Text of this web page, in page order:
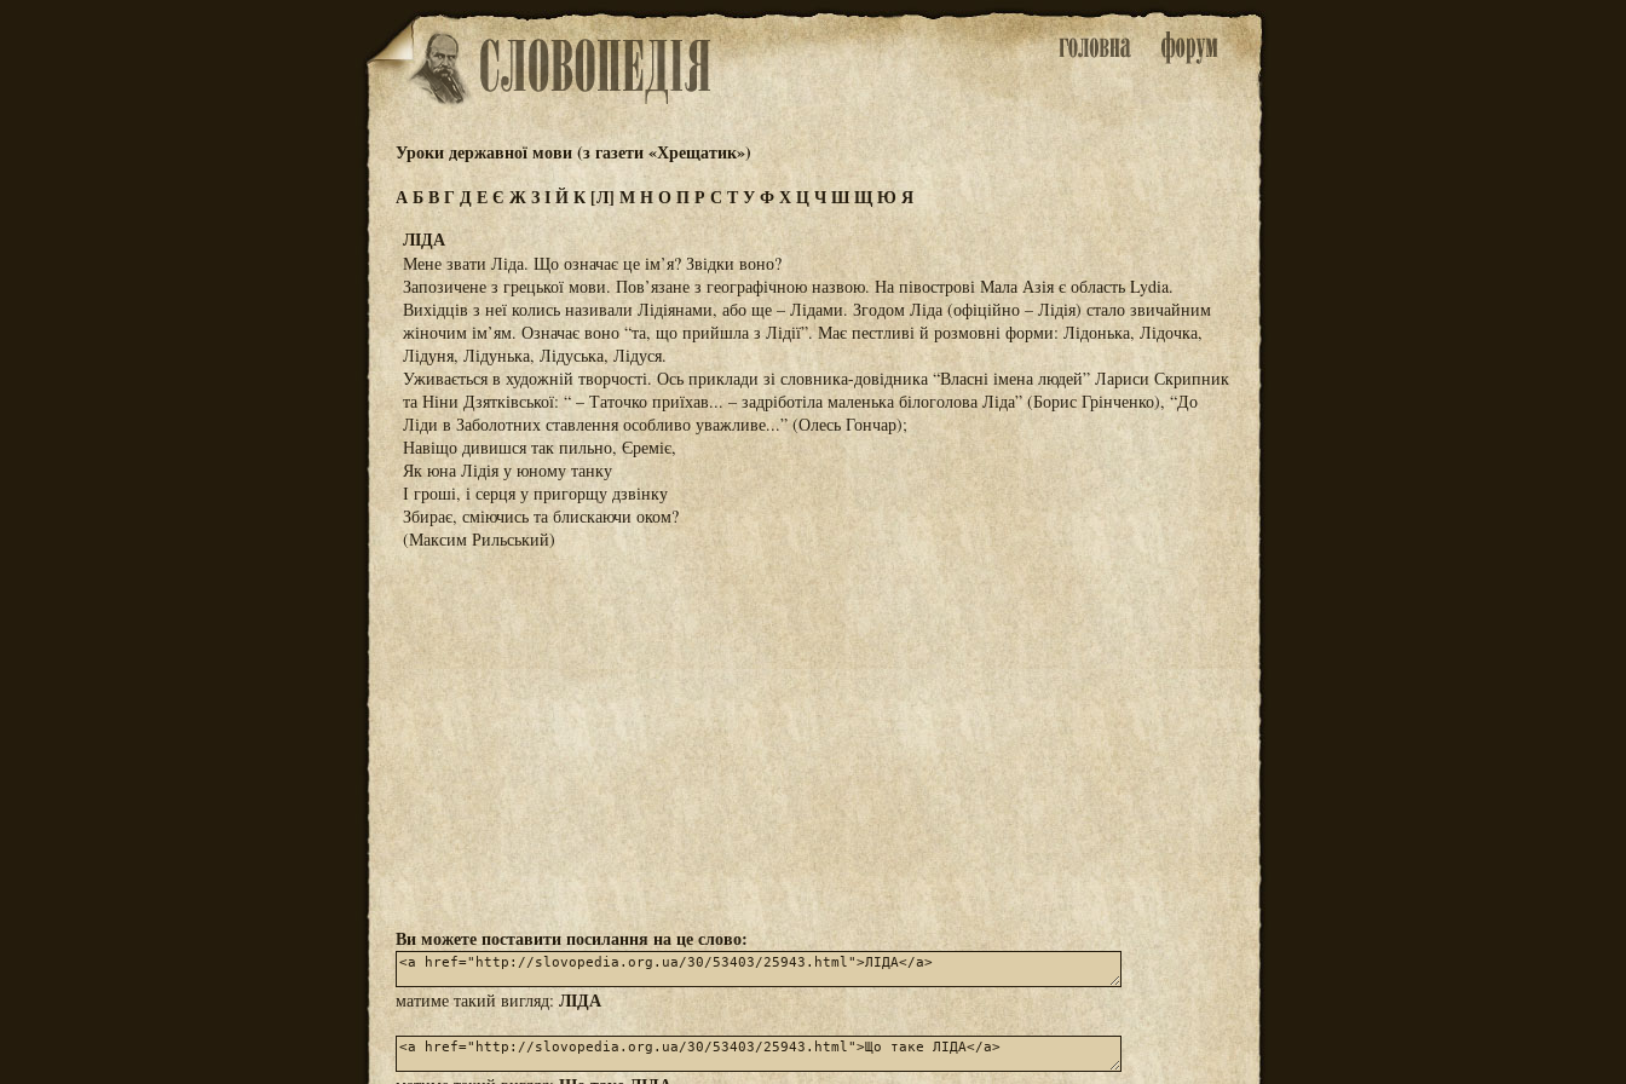
Уроки державної мови (з газети «Хрещатик»)
АБВГДЕЄЖЗІЙК [Л] МНОПРСТУФХЦЧШЩЮЯ
ЛІДА
Мене звати Ліда. Що означає це ім’я? Звідки воно?
Запозичене з грецької мови. Пов’язане з географічною назвою. На півострові Мала Азія є область Lydia.
Вихідців з неї колись називали Лідіянами, або ще – Лідами. Згодом Ліда (офіційно – Лідія) стало звичайним
жіночим ім’ям. Означає воно “та, що прийшла з Лідії”. Має пестливі й розмовні форми: Лідонька, Лідочка,
Лідуня, Лідунька, Лідуська, Лідуся.
Уживається в художній творчості. Ось приклади зі словника-довідника “Власні імена людей” Лариси Скрипник
та Ніни Дзятківської: “ – Таточко приїхав... – задріботіла маленька білоголова Ліда” (Борис Грінченко), “До
Ліди в Заболотних ставлення особливо уважливе...” (Олесь Гончар);
Навіщо дивишся так пильно, Єреміє,
Як юна Лідія у юному танку
І гроші, і серця у пригорщу дзвінку
Збирає, сміючись та блискаючи оком?
(Максим Рильський)
Ви можете поставити посилання на це слово:
матиме такий вигляд: ЛІДА